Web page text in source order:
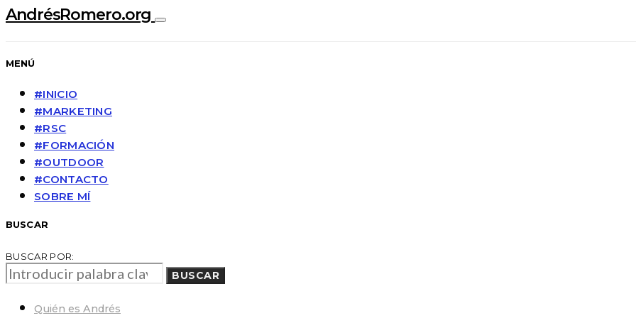
AndrésRomero.org
MENÚ
#INICIO
#MARKETING
#RSC
#FORMACIÓN
#OUTDOOR
#CONTACTO
SOBRE MÍ
BUSCAR
BUSCAR POR:
BUSCAR
Quién es Andrés